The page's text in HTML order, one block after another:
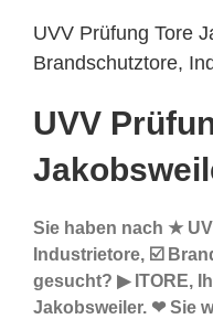
UVV Prüfung Tore
Brandschutztore,
UVV
Sie haben nach ★
Industrietore, ☑️
gesucht? ▶︎ ITORE,
Jakobsweiler. ❤ Sie